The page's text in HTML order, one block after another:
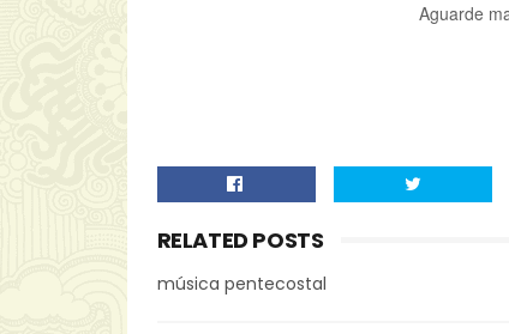
Aguarde
RELATED POSTS
música pentecostal